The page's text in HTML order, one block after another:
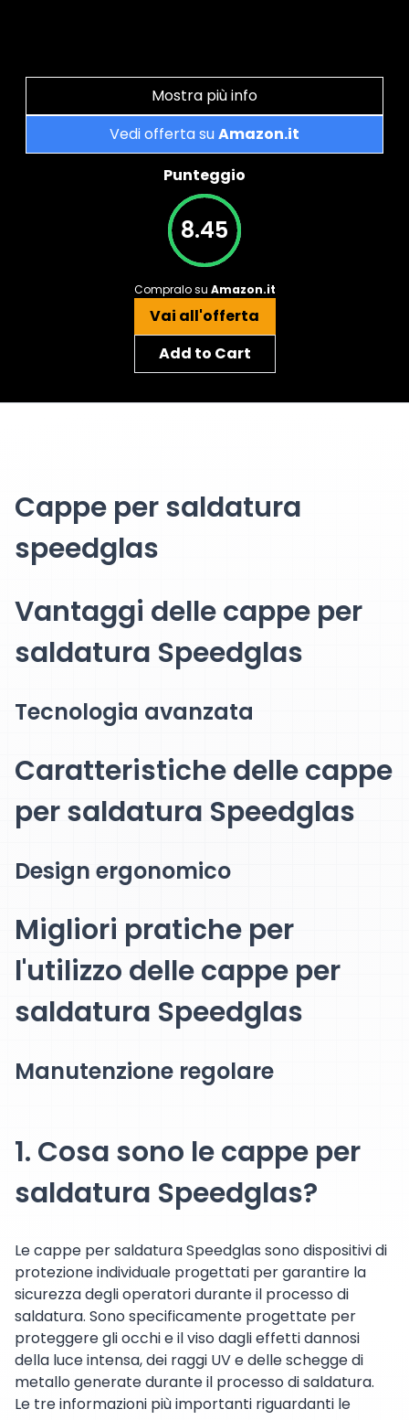
Mostra più info
Vedi offerta suAmazon.it
Punteggio
8.45
Compralo su Amazon.it
Vai all'offerta
Add to Cart
Cappe per saldatura
speedglas
Vantaggi delle cappe per
saldatura Speedglas
Tecnologia avanzata
Caratteristiche delle cappe
per saldatura Speedglas
Design ergonomico
Migliori pratiche per
l'utilizzo delle cappe per
saldatura Speedglas
Manutenzione regolare
1. Cosa sono le cappe per
saldatura Speedglas?
Le cappe per saldatura Speedglas sono dispositivi di
protezione individuale progettati per garantire la
sicurezza degli operatori durante il processo di
saldatura. Sono specificamente progettate per
proteggere gli occhi e il viso dagli effetti dannosi
della luce intensa, dei raggi UV e delle schegge di
metallo generate durante il processo di saldatura.
Le tre informazioni più importanti riguardanti le